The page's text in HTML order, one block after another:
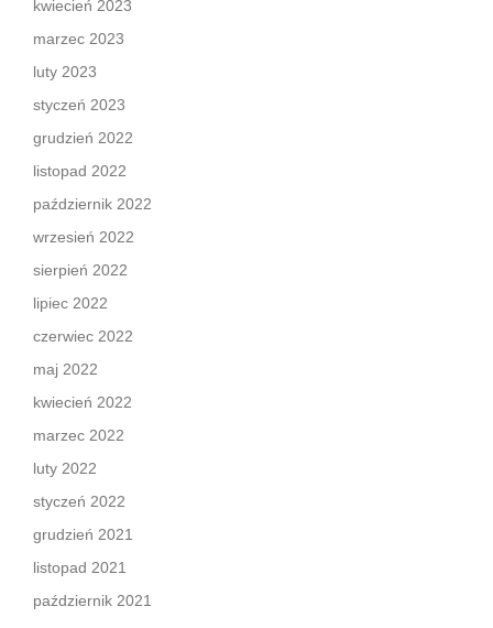
kwiecień 2023
marzec 2023
luty 2023
styczeń 2023
grudzień 2022
listopad 2022
październik 2022
wrzesień 2022
sierpień 2022
lipiec 2022
czerwiec 2022
maj 2022
kwiecień 2022
marzec 2022
luty 2022
styczeń 2022
grudzień 2021
listopad 2021
październik 2021